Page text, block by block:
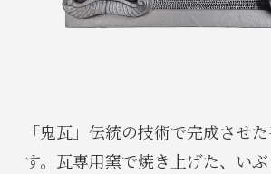
「鬼瓦」伝統の技術で完成させ
す。瓦専用窯で焼き上げた、い